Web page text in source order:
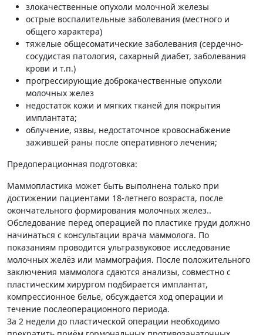
злокачественные опухоли молочной железы
острые воспалительные заболевания (местного и
общего характера)
тяжелые общесоматические заболевания (сердечно-
сосудистая патология, сахарный диабет, заболевания
крови и т.п.)
прогрессирующие доброкачественные опухоли
молочных желез
недостаток кожи и мягких тканей для покрытия
имплантата;
облучение, язвы, недостаточное кровоснабжение
зажившей раны после оперативного лечения;
Предоперационная подготовка:
Маммопластика может быть выполнена только при
достижении пациентами 18-летнего возраста, после
окончательного формирования молочных желез..
Обследование перед операцией по пластике груди должно
начинаться с консультации врача маммолога. По
показаниям проводится ультразвуковое исследование
молочных желёз или маммография. После положительного
заключения маммолога сдаются анализы, совместно с
пластическим хирургом подбирается имплантат,
компрессионное белье, обсуждается ход операции и
течение послеоперационного периода.
За 2 недели до пластической операции необходимо